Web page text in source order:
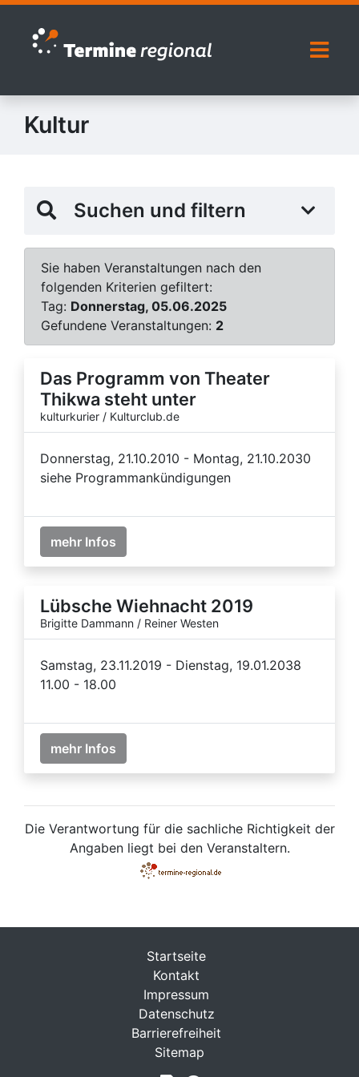
Zur Navigation springen
Zum Inhalt springen
Kultur
Suchen und filtern
Sie haben Veranstaltungen nach den
folgenden Kriterien gefiltert:
Tag: Donnerstag, 05.06.2025
Gefundene Veranstaltungen: 2
Das Programm von Theater
Thikwa steht unter
kulturkurier / Kulturclub.de
Donnerstag, 21.10.2010 - Montag, 21.10.2030
siehe Programmankündigungen
mehr Infos
Lübsche Wiehnacht 2019
Brigitte Dammann / Reiner Westen
Samstag, 23.11.2019 - Dienstag, 19.01.2038
11.00 - 18.00
mehr Infos
Die Verantwortung für die sachliche Richtigkeit der
Angaben liegt bei den Veranstaltern.
Startseite
Kontakt
Impressum
Datenschutz
Barrierefreiheit
Sitemap